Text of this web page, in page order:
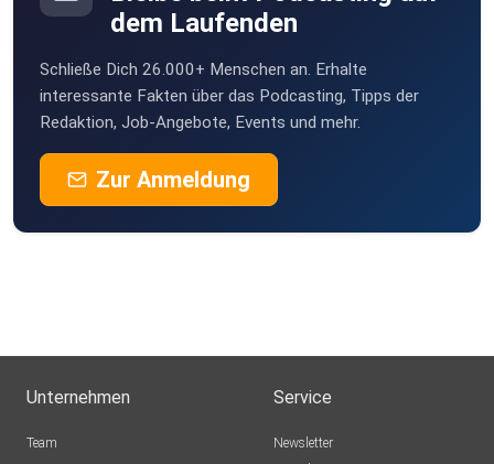
dem Laufenden
Schließe Dich 26.000+ Menschen an. Erhalte
interessante Fakten über das Podcasting, Tipps der
Redaktion, Job-Angebote, Events und mehr.
Zur Anmeldung
Unternehmen
Team
Service
Newsletter